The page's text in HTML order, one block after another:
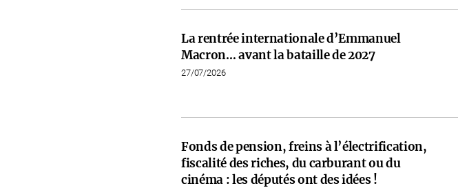
La rentrée internationale d’Emmanuel
Macron… avant la bataille de 2027
27/07/2026
Fonds de pension, freins à l’électrification,
fiscalité des riches, du carburant ou du
cinéma : les députés ont des idées !